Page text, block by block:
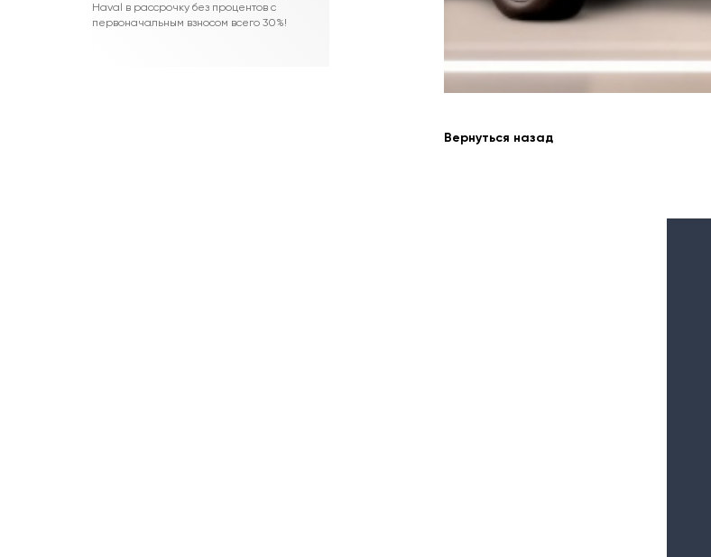
Haval в рассрочку без процентов с
первоначальным взносом всего 30%!
Вернуться назад